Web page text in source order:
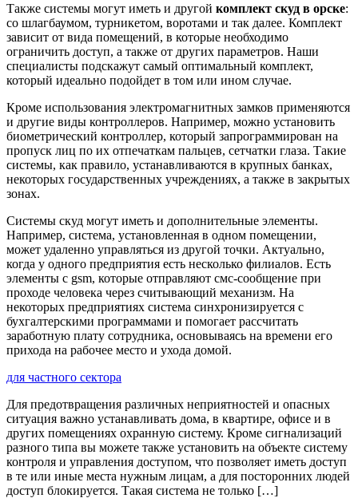
Также системы могут иметь и другой комплект скуд в орске:
со шлагбаумом, турникетом, воротами и так далее. Комплект
зависит от вида помещений, в которые необходимо
ограничить доступ, а также от других параметров. Наши
специалисты подскажут самый оптимальный комплект,
который идеально подойдет в том или ином случае.
Кроме использования электромагнитных замков применяются
и другие виды контроллеров. Например, можно установить
биометрический контроллер, который запрограммирован на
пропуск лиц по их отпечаткам пальцев, сетчатки глаза. Такие
системы, как правило, устанавливаются в крупных банках,
некоторых государственных учреждениях, а также в закрытых
зонах.
Системы скуд могут иметь и дополнительные элементы.
Например, система, установленная в одном помещении,
может удаленно управляться из другой точки. Актуально,
когда у одного предприятия есть несколько филиалов. Есть
элементы с gsm, которые отправляют смс-сообщение при
проходе человека через считывающий механизм. На
некоторых предприятиях система синхронизируется с
бухгалтерскими программами и помогает рассчитать
заработную плату сотрудника, основываясь на времени его
прихода на рабочее место и ухода домой.
для частного сектора
Для предотвращения различных неприятностей и опасных
ситуация важно устанавливать дома, в квартире, офисе и в
других помещениях охранную систему. Кроме сигнализаций
разного типа вы можете также установить на объекте систему
контроля и управления доступом, что позволяет иметь доступ
в те или иные места нужным лицам, а для посторонних людей
доступ блокируется. Такая система не только […]